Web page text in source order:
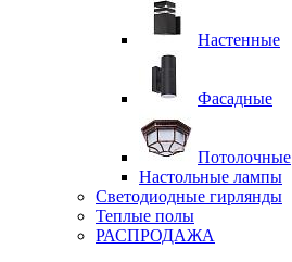
Настенные
Фасадные
Потолочные
Настольные лампы
Светодиодные гирлянды
Теплые полы
РАСПРОДАЖА